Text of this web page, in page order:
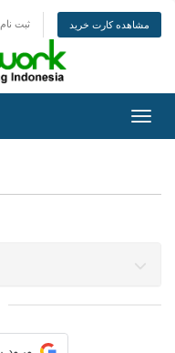
ثبت نام مشاهده کارت خرید